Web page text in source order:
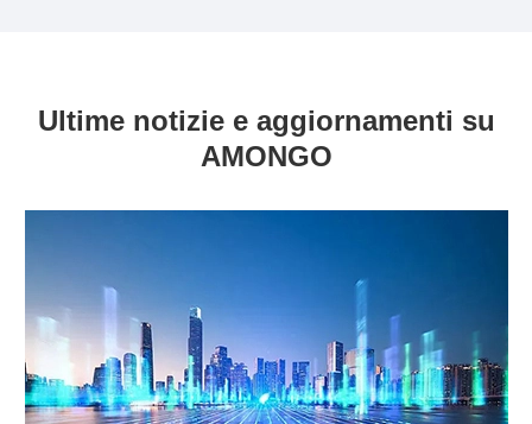
Ultime notizie e aggiornamenti su
AMONGO